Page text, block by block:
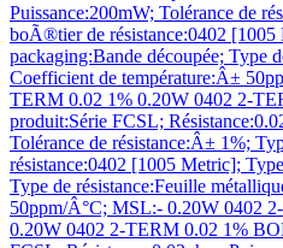
Puissance:200mW; Tolérance de
boÃ®tier de résistance:0402 [1005
packaging:Bande découpée; Type
Coefficient de température:Â±
TERM 0.02 1% 0.20W 0402 2-
produit:Série FCSL;
Tolérance de résistance:Â± 1%;
résistance:0402 [1005 Metric];
Type de résistance:Feuille
50ppm/Â°C; MSL:- 0.20W 0402
0.20W 0402 2-TERM 0.02 1%